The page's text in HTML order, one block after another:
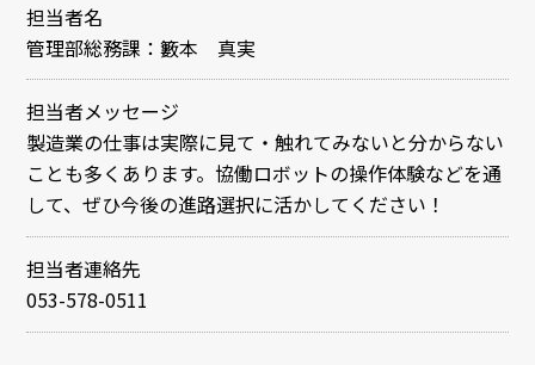
担当者名
管理部総務課：籔本 真実
担当者メッセージ
製造業の仕事は実際に見て・触れてみないと分からない
ことも多くあります。協働ロボットの操作体験などを通
して、ぜひ今後の進路選択に活かしてください！
担当者連絡先
053-578-0511